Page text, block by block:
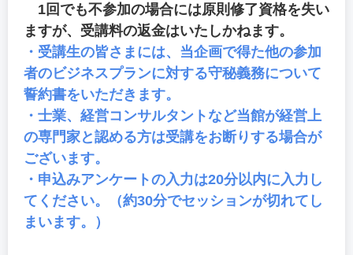
1回でも不参加の場合には原則修了資格を失い
ますが、受講料の返金はいたしかねます。
・受講生の皆さまには、当企画で得た他の参加
者のビジネスプランに対する守秘義務について
誓約書をいただきます。
・士業、経営コンサルタントなど当館が経営上
の専門家と認める方は受講をお断りする場合が
ございます。
・申込みアンケートの入力は20分以内に入力し
てください。（約30分でセッションが切れてし
まいます。）